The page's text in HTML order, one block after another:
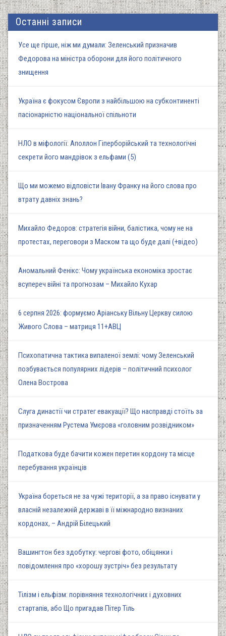
Останні записи
Усе ще гірше, ніж ми думали: Зеленський призначив
Федорова на міністра оборони для його політичного
знищення
Україна є фокусом Європи з найбільшою на субконтиненті
пасіонарністю національної спільноти
НЛО в міфології: Аполлон Гіперборійський та технологічні
секрети його мандрівок з ельфами (5)
Що ми можемо відповісти Івану Франку на його слова про
втрату давніх знань?
Михайло Федоров: стратегія війни, балістика, чому не на
протестах, переговори з Маском та що буде далі (+відео)
Аномальний Фенікс: Чому українська економіка зростає
всупереч війні та прогнозам – Михайло Кухар
6 серпня 2026: формуємо Аріанську Вільну Церкву силою
Живого Слова – матриця 11+АВЦ
Психопатична тактика випаленої землі: чому Зеленський
позбувається популярних лідерів – політичний психолог
Олена Вострова
Слуга династії чи стратег евакуації? Що насправді стоїть за
призначенням Рустема Умєрова «головним розвідником»
Податкова буде бачити кожен перетин кордону та місце
перебування українців
Україна бореться не за чужі території, а за право існувати у
власній незалежній державі в її міжнародно визнаних
кордонах, – Андрій Білецький
Вашингтон без здобутку: чергові фото, обіцянки і
повідомлення про «хорошу зустріч» без результату
Тілізм і ельфізм: порівняння технологічних і духовних
стартапів, або Що пригадав Пітер Тіль